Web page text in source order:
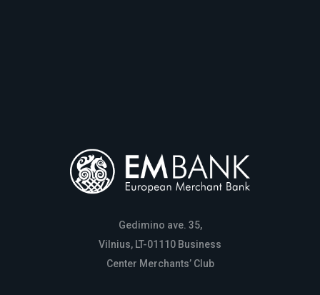
Gedimino ave. 35,
Vilnius, LT-01110 Business
Center Merchants’ Club